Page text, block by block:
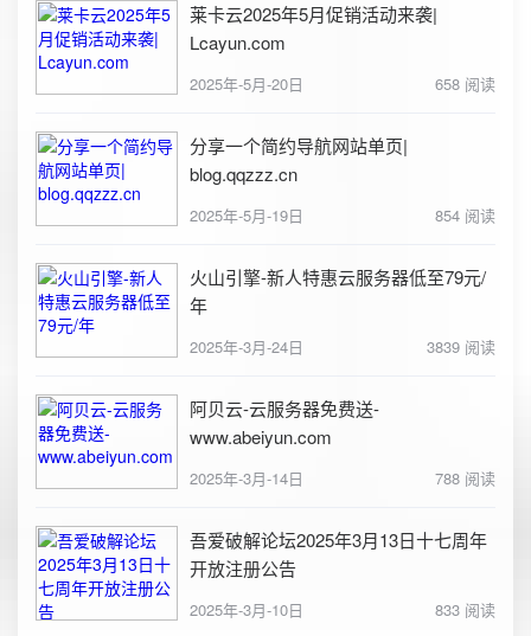
莱卡云2025年5月促销活动来袭|
Lcayun.com
2025年-5月-20日 658 阅读
分享一个简约导航网站单页|
blog.qqzzz.cn
2025年-5月-19日 854 阅读
火山引擎-新人特惠云服务器低至79元/
年
2025年-3月-24日 3839 阅读
阿贝云-云服务器免费送-
www.abeiyun.com
2025年-3月-14日 788 阅读
吾爱破解论坛2025年3月13日十七周年
开放注册公告
2025年-3月-10日 833 阅读